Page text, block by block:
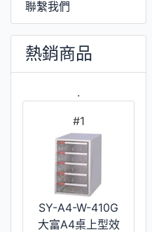
聯繫我們
熱銷商品
.
#1
SY-A4-W-410G
大富A4桌上型效